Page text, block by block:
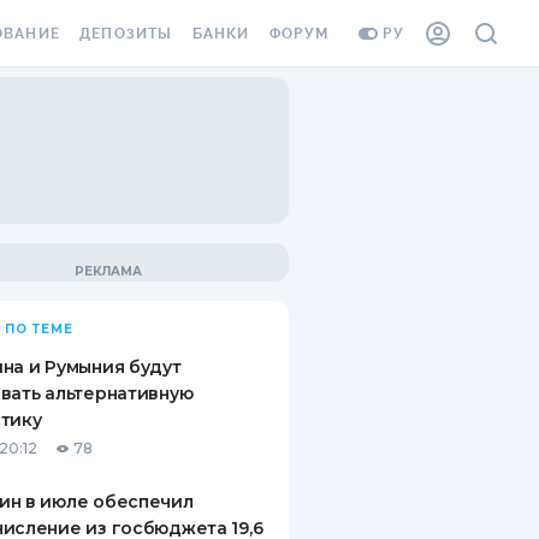
РУ
ВИНЬЕТКА
СОТРУДНИКОВ
ОТ
СЛУЧАЕВ
ДЕПОЗИТЫ
ВОПРОСЫ И ОТВЕТЫ
СБЕРЕЖЕНИЯМ
БАНКИ ФОРУМ
ПО ТЕМЕ
и Румыния будут
альтернативную
78
в июле обеспечил
из госбюджета 19,6